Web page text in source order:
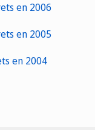
en 2006
en 2005
en 2004